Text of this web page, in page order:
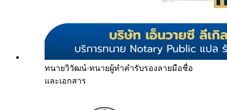
ทนายวิวัฒน์·ทนายผู้ทำคำรับรองลายมือชื่อ
และเอกสาร